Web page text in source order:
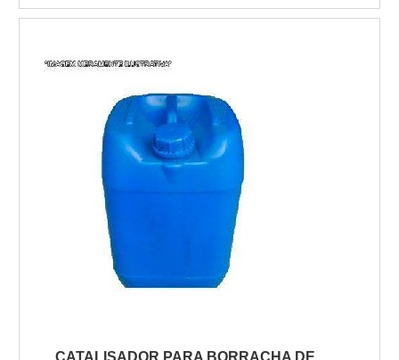
a temática é promotor de aderência preço,
encontrar excelente custo-benefício com
SOBRE PROMOTOR DE ADERÊNCIA
PREÇOHá muitas maneiras eficientes de
demo...
CATALISADOR PARA BORRACHA DE